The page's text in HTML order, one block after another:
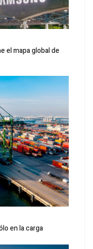
el mapa global de
en la carga